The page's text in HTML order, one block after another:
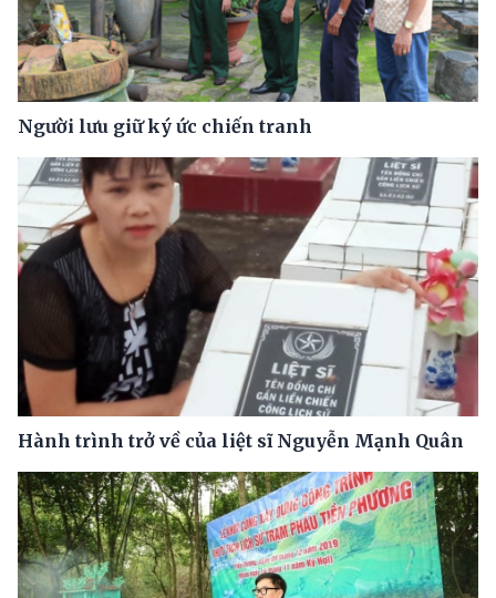
Người lưu giữ ký ức chiến tranh
Hành trình trở về của liệt sĩ Nguyễn Mạnh Quân